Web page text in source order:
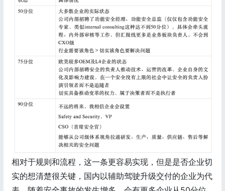
相对于规则和流程，这一条更容易实现，但是是否企业切
实的想清楚很关键，国内以辅助驾驶升级交付的企业为代